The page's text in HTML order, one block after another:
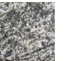
シマハギ